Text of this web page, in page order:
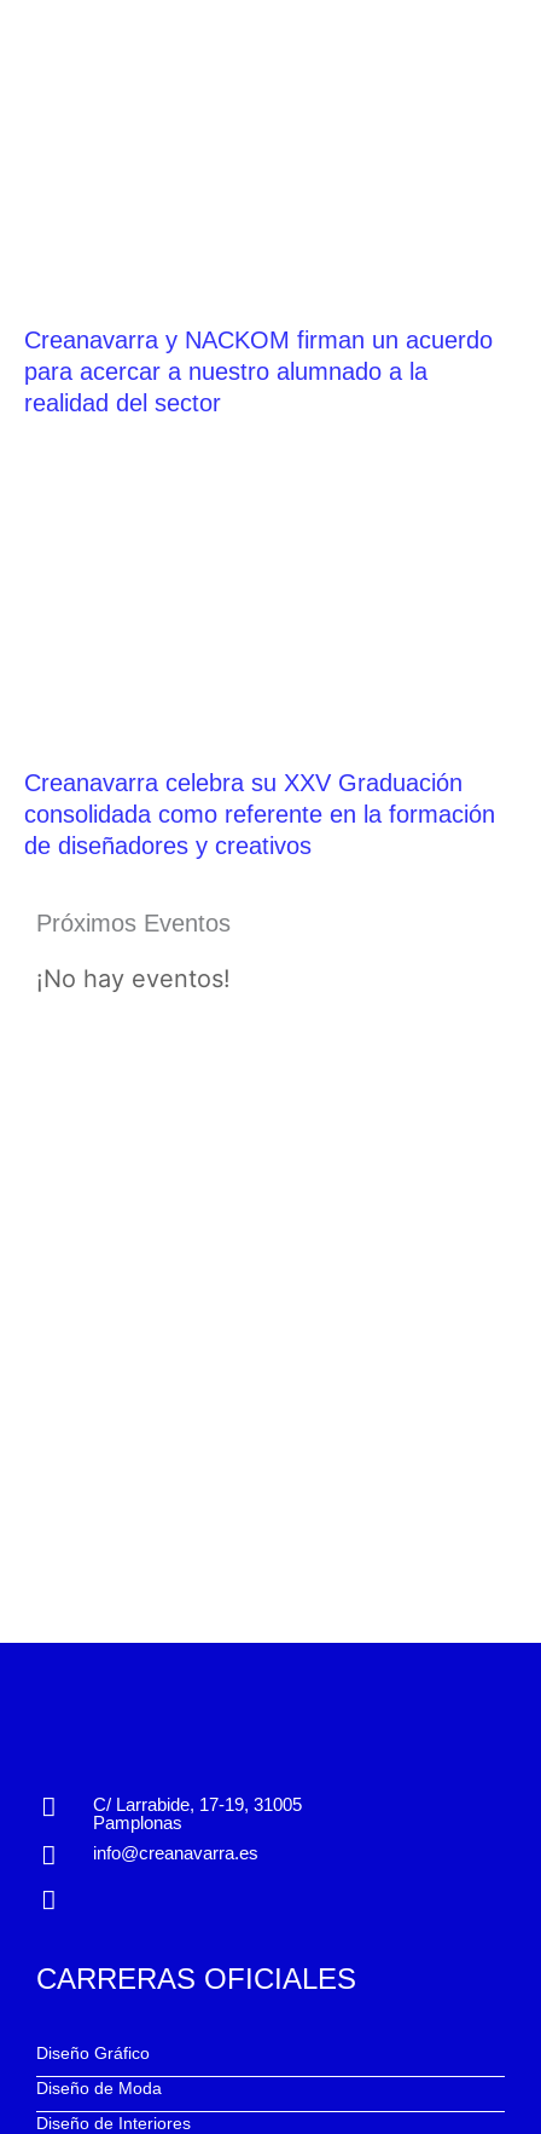
Creanavarra y NACKOM firman un acuerdo
para acercar a nuestro alumnado a la
realidad del sector
Creanavarra celebra su XXV Graduación
consolidada como referente en la formación
de diseñadores y creativos
Próximos Eventos
¡No hay eventos!
C/ Larrabide, 17-19, 31005
Pamplonas
info@creanavarra.es
CARRERAS OFICIALES
Diseño Gráfico
Diseño de Moda
Diseño de Interiores